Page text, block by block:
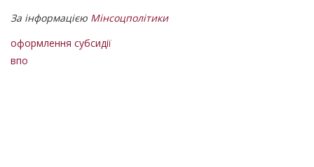
За інформацією Мінсоцполітики
оформлення субсидії
впо